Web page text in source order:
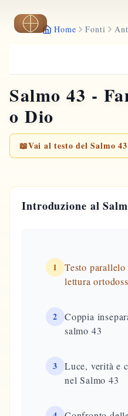
Vai al contenuto principale
Home Fonti
Salmo 43 -
o Dio
📖Vai al testo del Salmo 43
Introduzione al
1
Testo
lettura
2
Coppia
salmo 43
3
Luce, verità e
nel Salmo 43